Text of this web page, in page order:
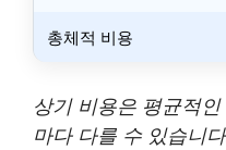
총체적 비용
상기 비용은 평균적
마다 다를 수 있습니